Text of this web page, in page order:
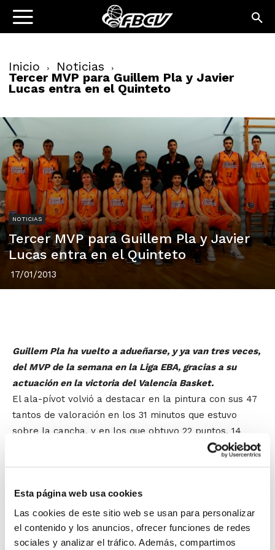
Esta página web usa cookies
Las cookies de este sitio web se usan para personalizar
el contenido y los anuncios, ofrecer funciones de redes
sociales y analizar el tráfico. Además, compartimos
Inicio Noticias
Tercer MVP para Guillem Pla y Javier
Lucas entra en el Quinteto
NOTICIAS
Tercer MVP para Guillem Pla y Javier
Lucas entra en el Quinteto
17/01/2013
Guillem Pla ha vuelto a adueñarse, y ya van tres veces,
del MVP de la semana en la Liga EBA, gracias a su
actuación en la victoria del Valencia Basket.
El ala-pívot volvió a destacar en la pintura con sus 47
tantos de valoración en los 31 minutos que estuvo
sobre la cancha, y en los que obtuvo 22 puntos, 14
rebotes, 6 asistencias y 11 faltas recibidas. Números
L´Horta Godella.
Jornada muy positiva también para el alcoyanoJavier
Lucas, que esta temporada cumple su cuarta